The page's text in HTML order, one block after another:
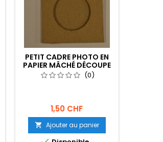
PETIT CADRE PHOTO EN
PAPIER MÂCHÉ DÉCOUPE
RONDE (0)
1,50 CHF
 Ajouter au panier